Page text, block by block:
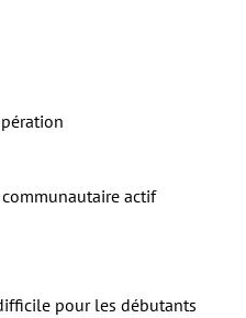
actif
pour les débutants